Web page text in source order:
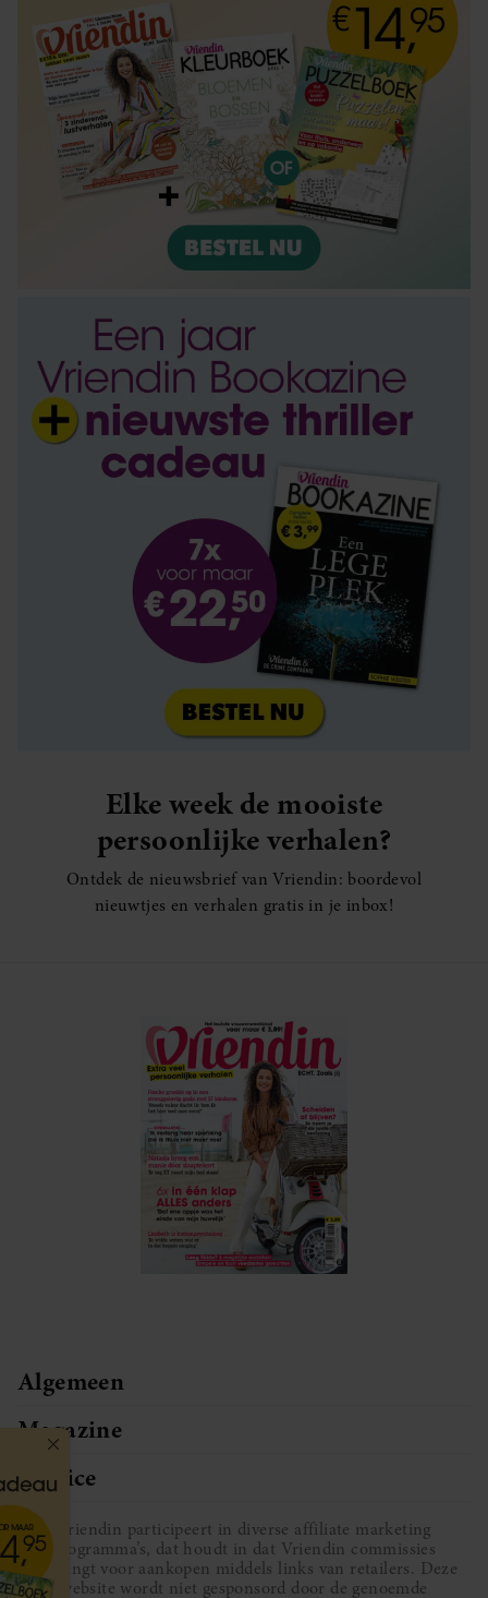
partners kunnen deze gegevens combineren met andere
informatie die u aan ze heeft verstrekt of die ze hebben
verzameld op basis van uw gebruik van hun services. U
gaat akkoord met onze cookies als u onze website blijft
gebruiken.
Elke week de mooiste
persoonlijke verhalen?
Ontdek de nieuwsbrief van Vriendin: boordevol
nieuwtjes en verhalen gratis in je inbox!
Algemeen
Magazine
Service
Vriendin participeert in diverse affiliate marketing
programma’s, dat houdt in dat Vriendin commissies
ontvangt voor aankopen middels links van retailers. Deze
website wordt niet gesponsord door de genoemde